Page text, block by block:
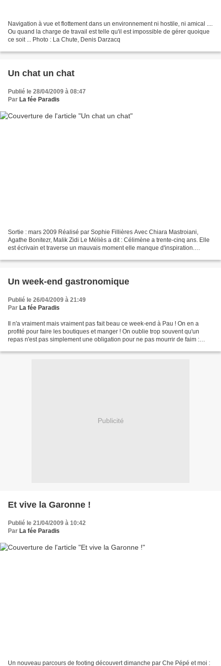
Navigation à vue et flottement dans un environnement ni hostile, ni amical ....
Ou quand la charge de travail est telle qu'il est impossible de gérer quoique
ce soit ... Photo : La Chute, Denis Darzacq
Un chat un chat
Publié le 28/04/2009 à 08:47
Par La fée Paradis
Sortie : mars 2009 Réalisé par Sophie Fillières Avec Chiara Mastroiani,
Agathe Bonitezr, Malik Zidi Le Méliès a dit : Célimène a trente-cinq ans. Elle
est écrivain et traverse un mauvais moment elle manque d'inspiration.
Un week-end gastronomique
Publié le 26/04/2009 à 21:49
Par La fée Paradis
Il n'a vraiment mais vraiment pas fait beau ce week-end à Pau ! On en a
profité pour faire les boutiques et manger ! On oublie trop souvent qu'un
repas n'est pas simplement une obligation pour ne pas mourrir de faim :
Publicité
Et vive la Garonne !
Publié le 21/04/2009 à 10:42
Par La fée Paradis
Un nouveau parcours de footing découvert dimanche par Che Pépé et moi :